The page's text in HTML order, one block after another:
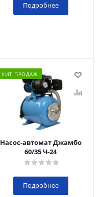
Подробнее
ХИТ ПРОДАЖ
Насос-автомат Джамбо
60/35 Ч-24
Подробнее